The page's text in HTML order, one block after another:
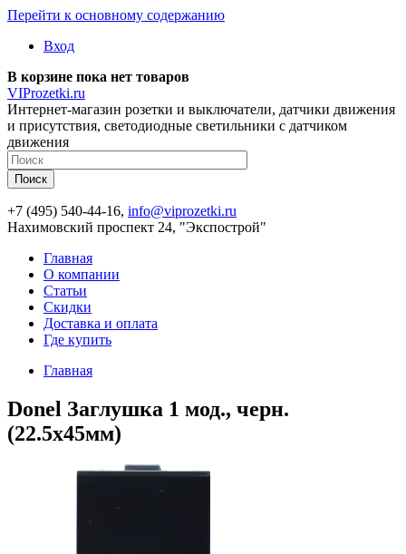
Перейти к основному содержанию
Вход
В корзине пока нет товаров
VIProzetki.ru
Интернет-магазин розетки и выключатели, датчики движения
и присутствия, светодиодные светильники с датчиком
движения
+7 (495) 540-44-16, info@viprozetki.ru
Нахимовский проспект 24, "Экспострой"
Главная
О компании
Статьи
Скидки
Доставка и оплата
Где купить
Главная
Donel Заглушка 1 мод., черн.
(22.5х45мм)